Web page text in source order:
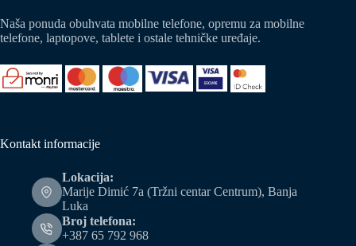
Naša ponuda obuhvata mobilne telefone, opremu za mobilne
telefone, laptopove, tablete i ostale tehničke uređaje.
Kontakt informacije
Lokacija:
Marije Dimić 7a (Tržni centar Centrum), Banja
Luka
Broj telefona:
+387 65 792 968